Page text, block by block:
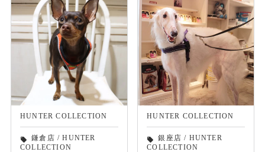
HUNTER COLLECTION
local_offer 鎌倉店 /HUNTER
COLLECTION
HUNTER COLLECTION
local_offer 銀座店 / HUNTER
COLLECTION